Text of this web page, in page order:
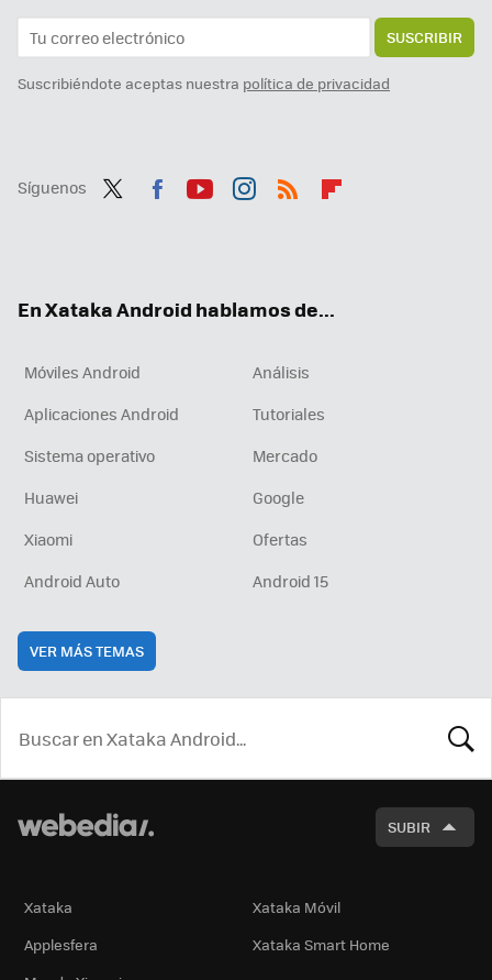
SUSCRIBIR
Suscribiéndote aceptas nuestra política de privacidad
Síguenos
En Xataka Android hablamos de...
Móviles Android
Análisis
Aplicaciones Android
Tutoriales
Sistema operativo
Mercado
Huawei
Google
Xiaomi
Ofertas
Android Auto
Android 15
VER MÁS TEMAS
SUBIR
Xataka
Xataka Móvil
Applesfera
Xataka Smart Home